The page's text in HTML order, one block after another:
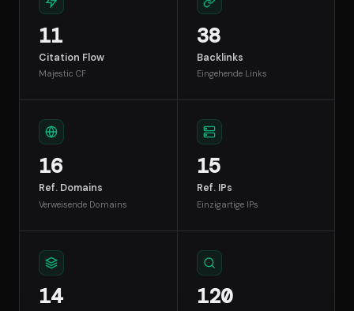
11
Citation Flow
Majestic CF
38
Backlinks
Eingehende Links
16
Ref. Domains
Verweisende Domains
15
Ref. IPs
Einzigartige IPs
14 120